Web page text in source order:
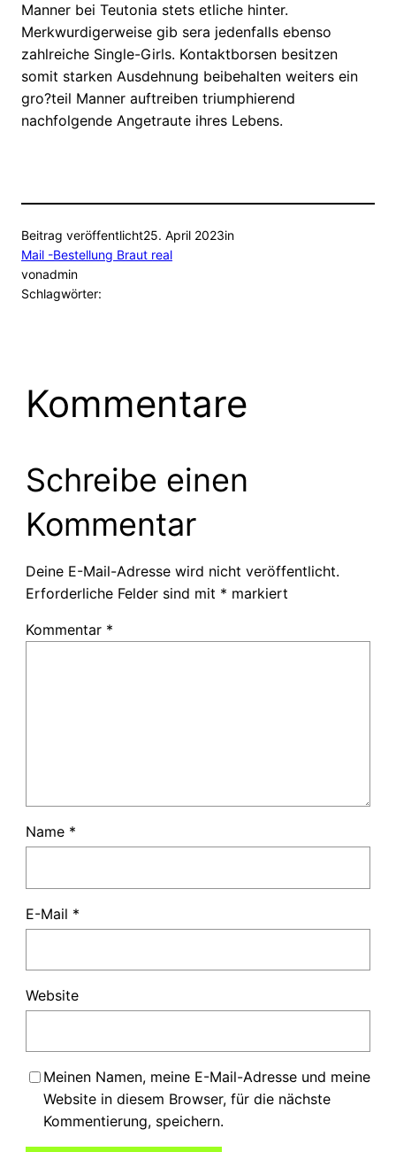
Manner bei Teutonia stets etliche hinter.
Merkwurdigerweise gib sera jedenfalls ebenso
zahlreiche Single-Girls. Kontaktborsen besitzen
somit starken Ausdehnung beibehalten weiters ein
gro?teil Manner auftreiben triumphierend
nachfolgende Angetraute ihres Lebens.
Beitrag veröffentlicht25. April 2023in
Mail -Bestellung Braut real
vonadmin
Schlagwörter:
Kommentare
Schreibe einen
Kommentar
Deine E-Mail-Adresse wird nicht veröffentlicht.
Erforderliche Felder sind mit * markiert
Kommentar *
Name *
E-Mail *
Website
Meinen Namen, meine E-Mail-Adresse und meine
Website in diesem Browser, für die nächste
Kommentierung, speichern.